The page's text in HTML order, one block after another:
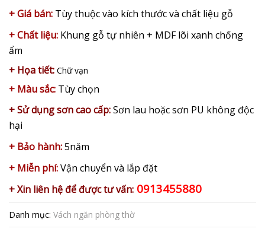
+ Giá bán: Tùy thuộc vào kích thước và chất liệu gỗ
+ Chất liệu: Khung gỗ tự nhiên + MDF lõi xanh chống
ẩm
+ Họa tiết: Chữ vạn
+ Màu sắc: Tùy chọn
+ Sử dụng sơn cao cấp:Sơn lau hoặc sơn PU không độc
hại
+ Bảo hành:5năm
+ Miễn phí:Vận chuyển và lắp đặt
+ Xin liên hệ để được tư vấn: 0913455880
Danh mục: Vách ngăn phòng thờ